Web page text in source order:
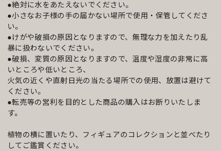
●絶対に水をあたえないでください。
●小さなお子様の手の届かない場所で使用・保管してくださ
い。
●けがや破損の原因となりますので、無理な力を加えたり乱
暴に扱わないでください。
●破損、変質の原因となりますので、温度や湿度の非常に高
いところや低いところ、
火気の近くや直射日光の当たる場所での使用、放置は避けて
ください。
●転売等の営利を目的とした商品の購入はお断りいたしま
す。
植物の横に置いたり、フィギュアのコレクションと並べたり
してご鑑賞ください。